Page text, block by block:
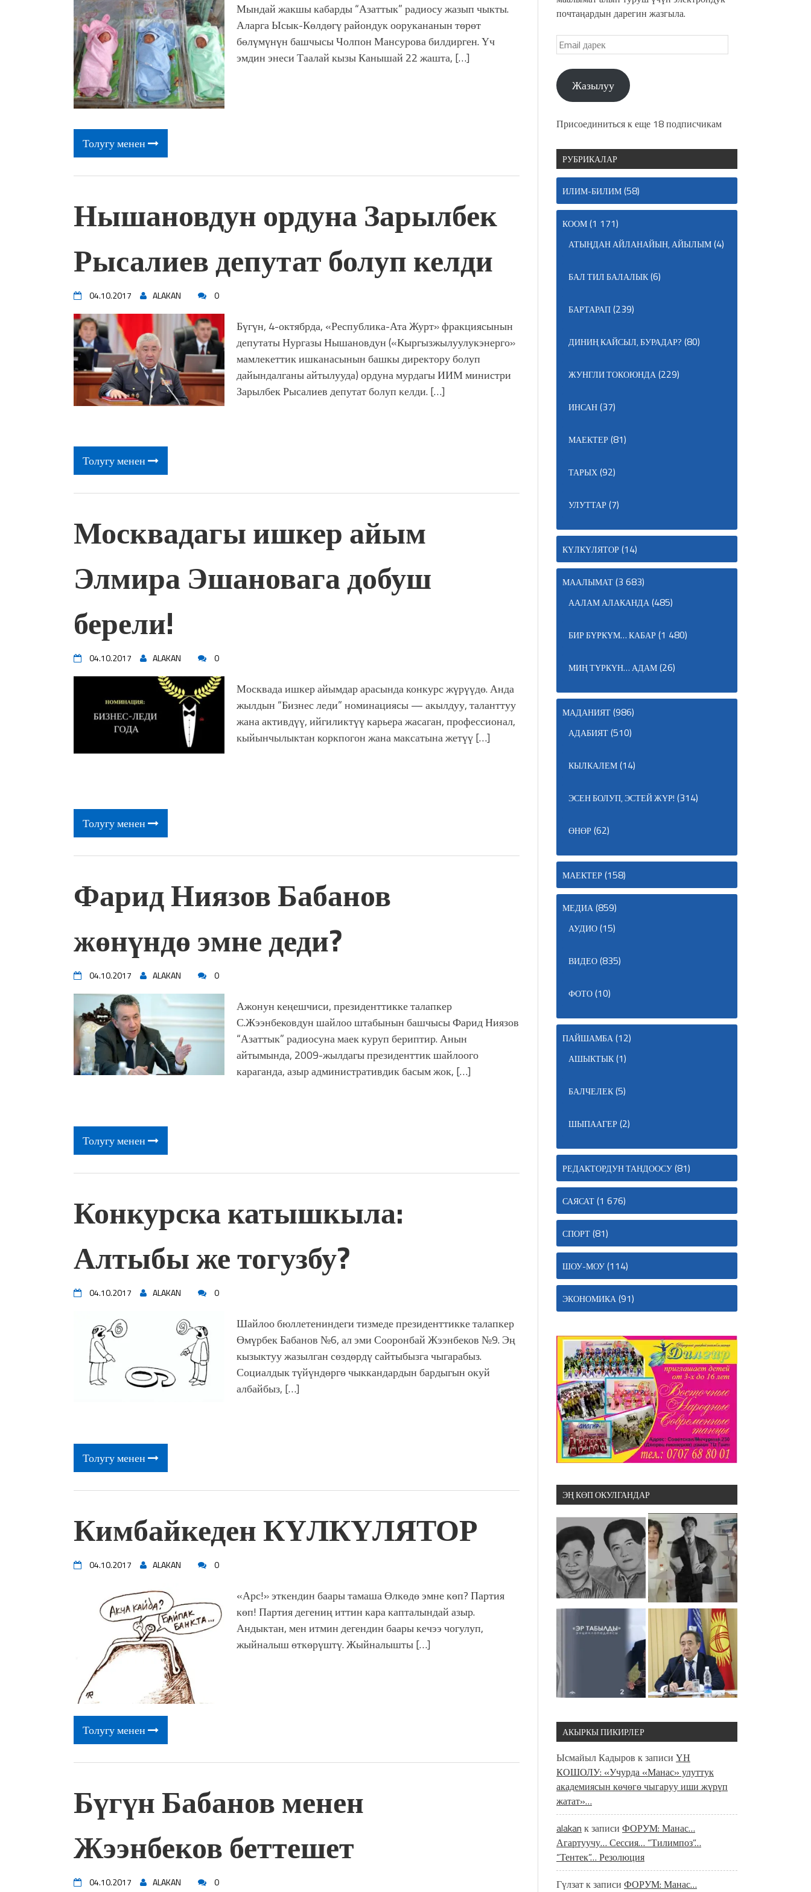
жоопкерчилик!"
Садыр ЖАПАРОВ: “Айтматовдой адабият алпы чыгыш
үчүн, улуу көч уланышы үчүн журнал сөзсүз керек!”
“Китепкана түнγ-2026”: Психолог Мээрим Мураталиева
менен жолугушууга келиңиз! (Дарек. Видео)
Латын арибиндеги “Чабуул”... “Ала-Тоо” журналынын
тарыхы жана редакторлору... (Тизме. Видео)
“КАРА КЕМПИР”: ҮМҮТТҮН ТҮБӨЛҮК СИМВОЛУ
Royal Central Park'ка 30 миң адам чогулду
Мындай жакшы кабарды “Азаттык” радиосу жазып чыкты.
Аларга Ысык-Көлдөгү райондук оорукананын төрөт
бөлүмүнүн башчысы Чолпон Мансурова билдирген. Үч
эмдин энеси Таалай кызы Канышай 22 жашта, […]
Толугу менен
Нышановдун ордуна Зарылбек
Рысалиев депутат болуп келди
04.10.2017 ALAKAN 0
Бүгүн, 4-октябрда, «Республика-Ата Журт» фракциясынын
депутаты Нургазы Нышановдун («Кыргызжылуулукэнерго»
мамлекеттик ишканасынын башкы директору болуп
дайындалганы айтылууда) ордуна мурдагы ИИМ министри
Зарылбек Рысалиев депутат болуп келди. […]
Толугу менен
Москвадагы ишкер айым
Элмира Эшановага добуш
берели!
04.10.2017 ALAKAN 0
Москвада ишкер айымдар арасында конкурс жүрүүдө. Анда
жылдын “Бизнес леди” номинациясы — акылдуу, таланттуу
жана активдүү, ийгиликтүү карьера жасаган, профессионал,
кыйынчылыктан коркпогон жана максатына жетүү […]
Толугу менен
Фарид Ниязов Бабанов
жөнүндө эмне деди?
04.10.2017 ALAKAN 0
Ажонун кеңешчиси, президенттикке талапкер
С.Жээнбековдун шайлоо штабынын башчысы Фарид Ниязов
“Азаттык” радиосуна маек куруп бериптир. Анын
айтымында, 2009-жылдагы президенттик шайлоого
караганда, азыр административдик басым жок, […]
Толугу менен
Конкурска катышкыла:
Алтыбы же тогузбу?
04.10.2017 ALAKAN 0
Шайлоо бюллетениндеги тизмеде президенттикке талапкер
Өмүрбек Бабанов №6, ал эми Сооронбай Жээнбеков №9. Эң
кызыктуу жазылган сөздөрдү сайтыбызга чыгарабыз.
Социалдык түйүндөргө чыккандардын бардыгын окуй
албайбыз, […]
Толугу менен
Кимбайкеден КҮЛКҮЛЯТОР
04.10.2017 ALAKAN 0
«Арс!» эткендин баары тамаша Өлкөдө эмне көп? Партия
көп! Партия дегениң иттин кара капталындай азыр.
Андыктан, мен итмин дегендин баары кечээ чогулуп,
жыйналыш өткөрүштү. Жыйналышты […]
Толугу менен
Бүгүн Бабанов менен
Жээнбеков беттешет
04.10.2017 ALAKAN 0
почтаңардын дарегин жазгыла.
Жазылуу
Присоединиться к еще 18 подписчикам
РУБРИКАЛАР
ИЛИМ-БИЛИМ(58)
КООМ(1 171)
АТЫҢДАН АЙЛАНАЙЫН, АЙЫЛЫМ(4)
БАЛ ТИЛ БАЛАЛЫК(6)
БАРТАРАП(239)
ДИНИҢ КАЙСЫЛ, БУРАДАР? (80)
ЖУНГЛИ ТОКОЮНДА(229)
ИНСАН(37)
МАЕКТЕР(81)
ТАРЫХ(92)
УЛУТТАР(7)
КҮЛКҮЛЯТОР(14)
МААЛЫМАТ(3 683)
ААЛАМ АЛАКАНДА(485)
БИР БҮРКҮМ… КАБАР(1 480)
МИҢ ТҮРКҮН… АДАМ(26)
МАДАНИЯТ(986)
АДАБИЯТ(510)
КЫЛКАЛЕМ(14)
ЭСЕН БОЛУП, ЭСТЕЙ ЖҮР! (314)
ӨНӨР(62)
МАЕКТЕР(158)
МЕДИА(859)
АУДИО(15)
ВИДЕО(835)
ФОТО(10)
ПАЙШАМБА(12)
АШЫКТЫК(1)
БАЛЧЕЛЕК(5)
ШЫПААГЕР(2)
РЕДАКТОРДУН ТАНДООСУ(81)
САЯСАТ(1 676)
СПОРТ(81)
ШОУ-МОУ(114)
ЭКОНОМИКА(91)
ЭҢ КӨП ОКУЛГАНДАР
АКЫРКЫ ПИКИРЛЕР
Ысмайыл Кадыров к записи ҮН
КОШОЛУ: «Учурда «Манас» улуттук
академиясын көчөгө чыгаруу иши жүрүп
жатат»…
alakan к записи ФОРУМ: Манас…
Агартуучу… Сессия… “Тилимпоз”…
“Тентек”… Резолюция
Гүлзатк записи ФОРУМ: Манас…